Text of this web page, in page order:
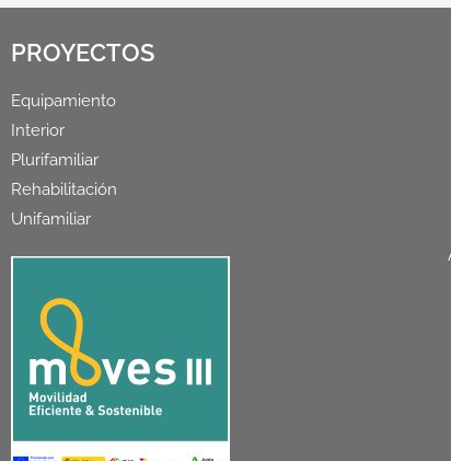
PROYECTOS
Equipamiento
Interior
Plurifamiliar
Rehabilitación
Unifamiliar